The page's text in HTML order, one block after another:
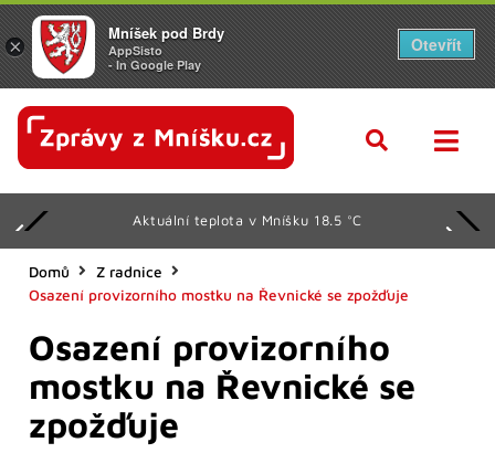
Aktuální teplota v Mníšku 18.5 °C
Domů
Z radnice
Osazení provizorního mostku na Řevnické se zpožďuje
Osazení provizorního
mostku na Řevnické se
zpožďuje
×
Mníšek pod Brdy
AppSisto
- In Google Play
Otevřít